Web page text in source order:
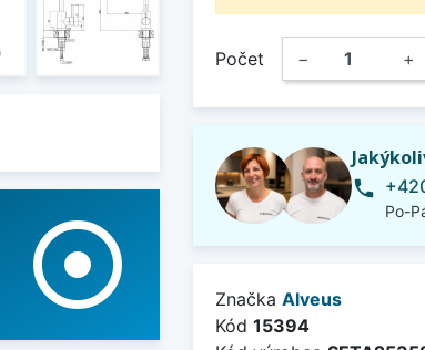
adjust
Počet − +
phone
Po-
Značka Alveus
Kód 15394